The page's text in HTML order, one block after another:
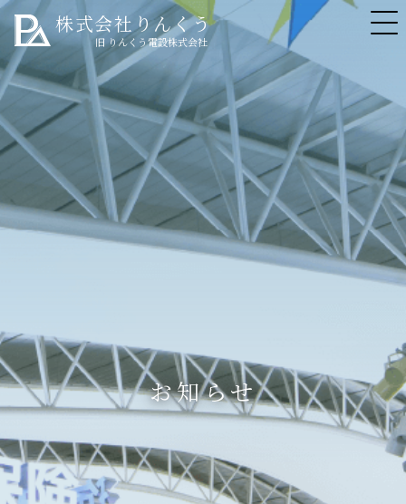
株式会社りんくう
旧 りんくう電設株式会社
お知らせ